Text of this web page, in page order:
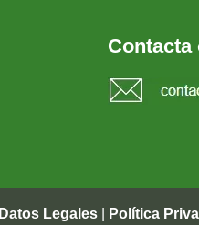
Datos Legales Política